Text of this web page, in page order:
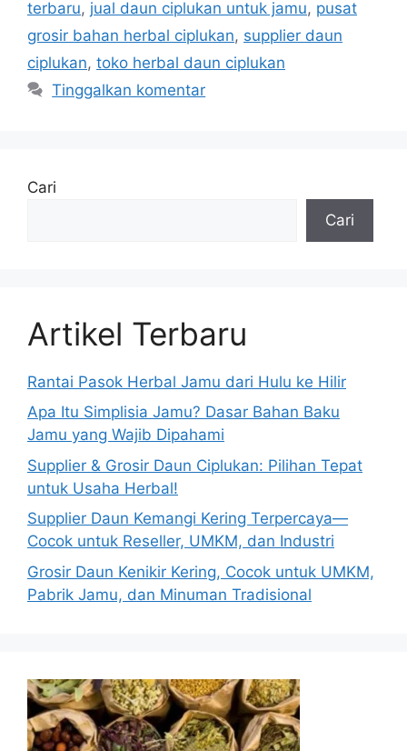
terbaru, jual daun ciplukan untuk jamu, pusat
grosir bahan herbal ciplukan, supplier daun
ciplukan, toko herbal daun ciplukan
Tinggalkan komentar
Cari
Cari
Artikel Terbaru
Rantai Pasok Herbal Jamu dari Hulu ke Hilir
Apa Itu Simplisia Jamu? Dasar Bahan Baku
Jamu yang Wajib Dipahami
Supplier & Grosir Daun Ciplukan: Pilihan Tepat
untuk Usaha Herbal!
Supplier Daun Kemangi Kering Terpercaya—
Cocok untuk Reseller, UMKM, dan Industri
Grosir Daun Kenikir Kering, Cocok untuk UMKM,
Pabrik Jamu, dan Minuman Tradisional